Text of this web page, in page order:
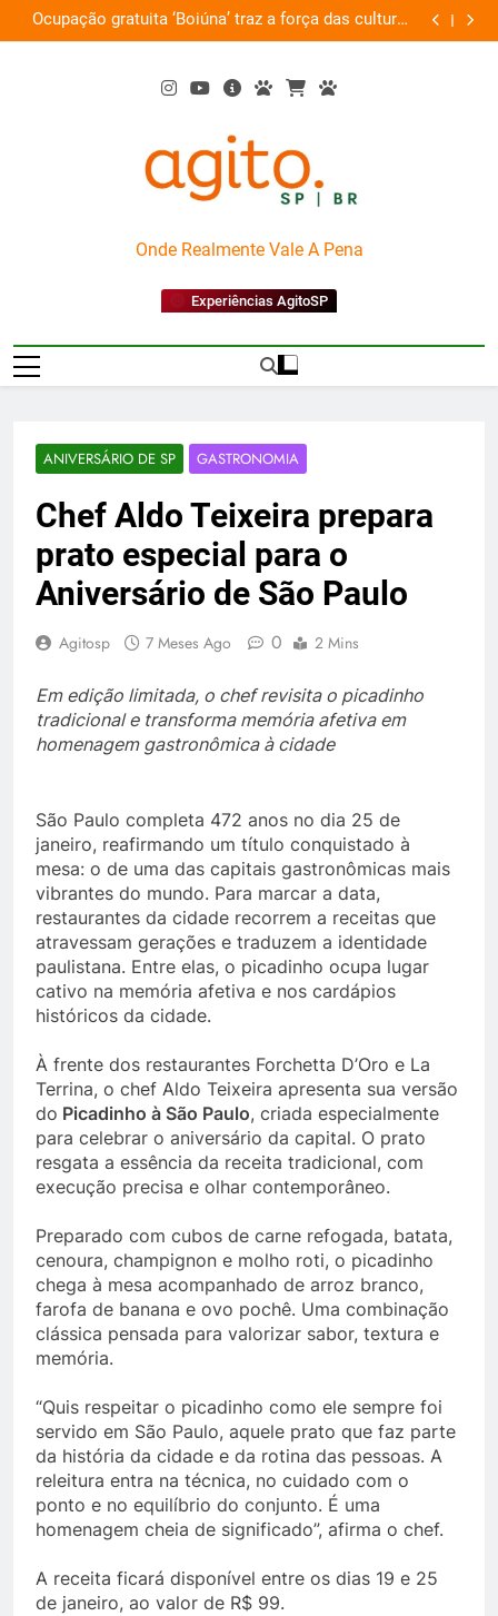
to
traz a força das culturas
amazônicas e arte
Por que Santo Domingo
AgitoSP
Onde Realmente Vale A Pena
Experiências AgitoSP
ANIVERSÁRIO DE SP GASTRONOMIA
Chef Aldo Teixeira prepara
prato especial para o
Aniversário de São Paulo
Agitosp 7 Meses Ago 0 2 Mins
Em edição limitada, o chef revisita o picadinho
tradicional e transforma memória afetiva em
homenagem gastronômica à cidade
São Paulo completa 472 anos no dia 25 de
janeiro, reafirmando um título conquistado à
mesa: o de uma das capitais gastronômicas mais
vibrantes do mundo. Para marcar a data,
restaurantes da cidade recorrem a receitas que
atravessam gerações e traduzem a identidade
paulistana. Entre elas, o picadinho ocupa lugar
cativo na memória afetiva e nos cardápios
históricos da cidade.
À frente dos restaurantes Forchetta D’Oro e La
Terrina, o chef Aldo Teixeira apresenta sua versão
do Picadinho à São Paulo, criada especialmente
para celebrar o aniversário da capital. O prato
resgata a essência da receita tradicional, com
execução precisa e olhar contemporâneo.
Preparado com cubos de carne refogada, batata,
cenoura, champignon e molho roti, o picadinho
chega à mesa acompanhado de arroz branco,
farofa de banana e ovo pochê. Uma combinação
clássica pensada para valorizar sabor, textura e
memória.
“Quis respeitar o picadinho como ele sempre foi
servido em São Paulo, aquele prato que faz parte
da história da cidade e da rotina das pessoas. A
releitura entra na técnica, no cuidado com o
ponto e no equilíbrio do conjunto. É uma
homenagem cheia de significado”, afirma o chef.
A receita ficará disponível entre os dias 19 e 25
de janeiro, ao valor de R$ 99.